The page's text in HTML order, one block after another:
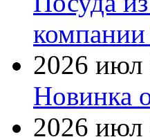
2026 июл
Новинка
2026 июл